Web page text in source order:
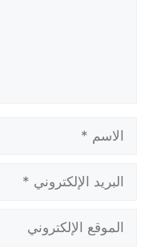
الإلكتروني
الإلكتروني